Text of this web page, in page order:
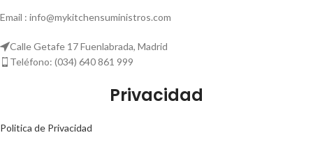
Email : info@mykitchensuministros.com
Calle Getafe 17 Fuenlabrada, Madrid
Teléfono: (034) 640 861 999
Privacidad
Politica de Privacidad